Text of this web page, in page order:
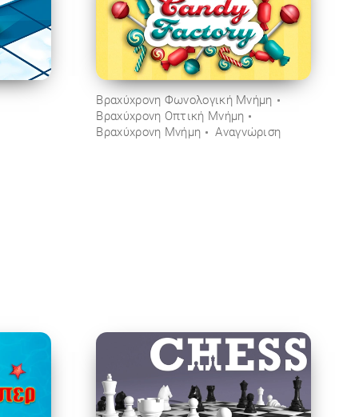
Βραχύχρονη Φωνολογική Μνήμη
Βραχύχρονη Οπτική Μνήμη
Βραχύχρονη Μνήμη
Αναγνώριση